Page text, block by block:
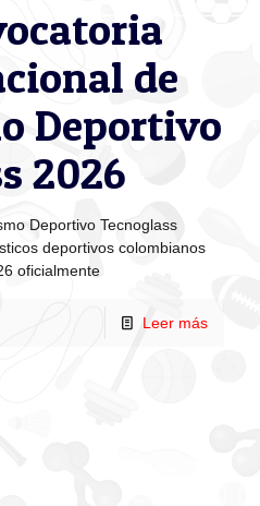
de
Deportivo
2026
Deportivo Tecnoglass
deportivos colombianos
oficialmente
Leer más